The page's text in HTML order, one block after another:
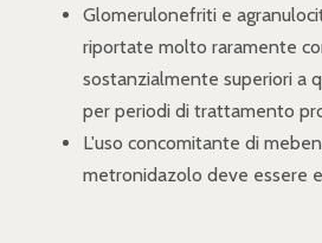
Glomerulonefriti e
riportate molto raramente
sostanzialmente superiori a
per periodi di trattamento
L'uso concomitante di
metronidazolo deve essere